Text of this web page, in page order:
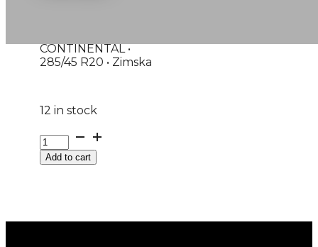
CONTINENTAL •
285/45 R20 • Zimska
12 in stock
G285/45R20
112W
XLAdd to cart